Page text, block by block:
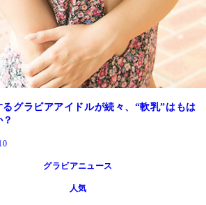
グラビアアイドルが続々、“軟乳”はもは
グラビアニュース
人気